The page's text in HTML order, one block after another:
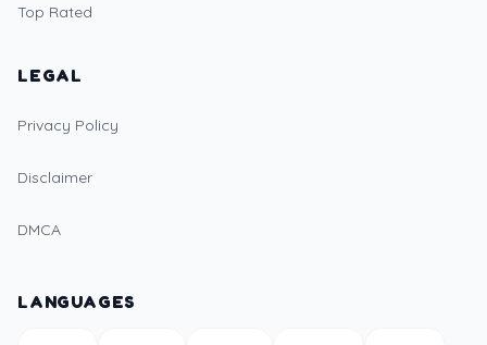
Top Rated
LEGAL
Privacy Policy
Disclaimer
DMCA
LANGUAGES